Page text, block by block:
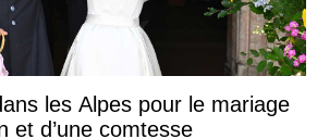
les Alpes pour le mariage
et d’une comtesse